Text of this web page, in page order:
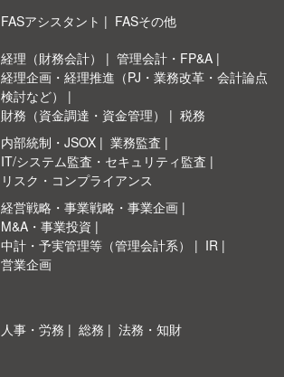
FASアシスタント FASその他
経理（財務会計）
管理会計・FP&A
経理企画・経理推進（PJ・業務改革・会計論点
検討など）
財務（資金調達・資金管理）
税務
内部統制・JSOX
業務監査
IT/システム監査・セキュリティ監査
リスク・コンプライアンス
経営戦略・事業戦略・事業企画
M&A・事業投資
中計・予実管理等（管理会計系）
IR
営業企画
人事・労務 総務 法務・知財